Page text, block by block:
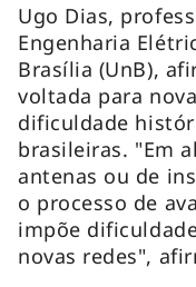
Ugo Dias,
Engenharia
Brasília (UnB),
voltada para
dificuldade
brasileiras. "Em
antenas ou de
o processo de
impõe
novas redes",